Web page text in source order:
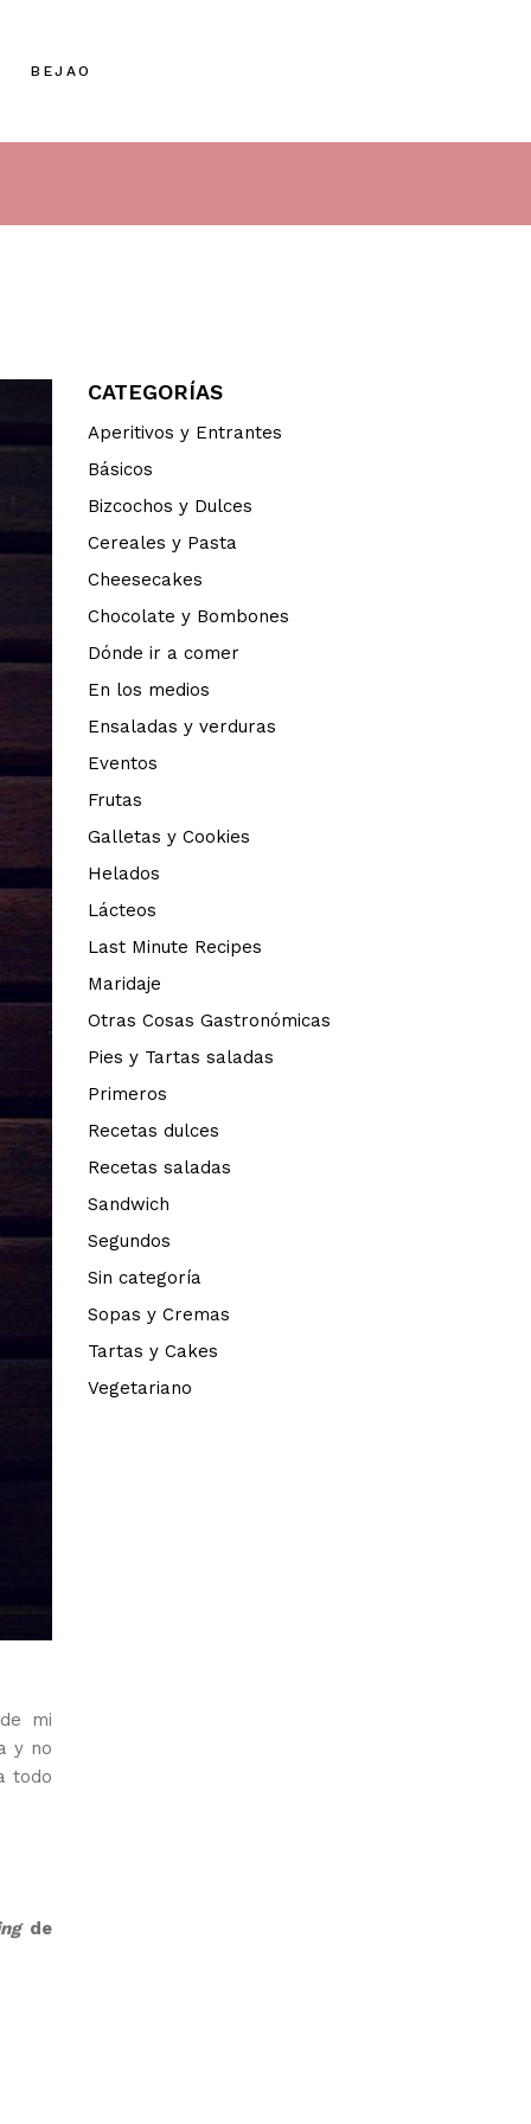
BEJAO
mi
y no
todo
de
CATEGORÍAS
Aperitivos y Entrantes
Básicos
Bizcochos y Dulces
Cereales y Pasta
Cheesecakes
Chocolate y Bombones
Dónde ir a comer
En los medios
Ensaladas y verduras
Eventos
Frutas
Galletas y Cookies
Helados
Lácteos
Last Minute Recipes
Maridaje
Otras Cosas Gastronómicas
Pies y Tartas saladas
Primeros
Recetas dulces
Recetas saladas
Sandwich
Segundos
Sin categoría
Sopas y Cremas
Tartas y Cakes
Vegetariano